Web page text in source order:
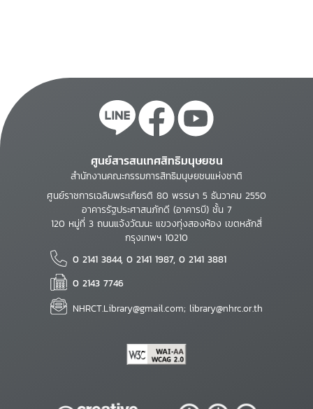
ศูนย์สารสนเทศสิทธิมนุษยชน
สำนักงานคณะกรรมการสิทธิมนุษยชนแห่งชาติ
ศูนย์ราชการเฉลิมพระเกียรติ 80 พรรษา 5 ธันวาคม 2550
อาคารรัฐประศาสนภักดี (อาคารบี) ชั้น 7
120 หมู่ที่ 3 ถนนแจ้งวัฒนะ แขวงทุ่งสองห้อง เขตหลักสี่
กรุงเทพฯ 10210
0 2141 3844, 0 2141 1987, 0 2141 3881
0 2143 7746
NHRCT.Library@gmail.com; library@nhrc.or.th